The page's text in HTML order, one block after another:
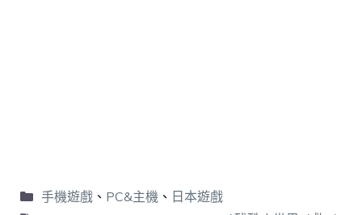
手機遊戲、 PC&主機 、 日本遊戲